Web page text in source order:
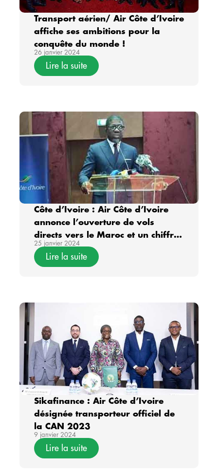
Transport aérien/ Air Côte d’Ivoire
affiche ses ambitions pour la
conquête du monde !
26 janvier 2024
Lire la suite
Côte d’Ivoire : Air Côte d’Ivoire
annonce l’ouverture de vols
directs vers le Maroc et un chiffre
d’affaires de 992 milliards en 11
ans
25 janvier 2024
Lire la suite
Sikafinance : Air Côte d’Ivoire
désignée transporteur officiel de
la CAN 2023
9 janvier 2024
Lire la suite